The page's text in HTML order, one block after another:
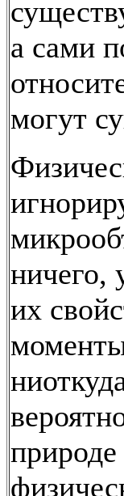
а сами
могут
ничего,
их
природе